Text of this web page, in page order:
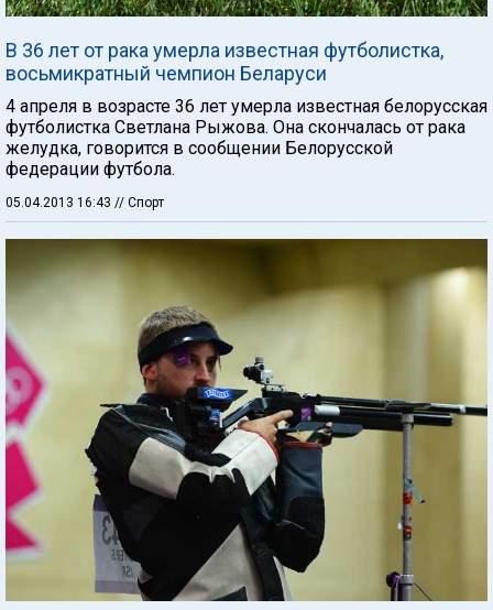
В 36 лет от рака умерла известная футболистка,
восьмикратный чемпион Беларуси
4 апреля в возрасте 36 лет умерла известная белорусская
футболистка Светлана Рыжова. Она скончалась от рака
желудка, говорится в сообщении Белорусской
федерации футбола.
05.04.2013 16:43 // Спорт